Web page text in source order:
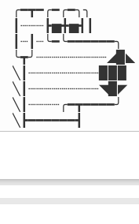
╭━┳━╭━╭━╮╮
┃┈┈┈┣▅╋▅┫┃
┃┈┃┈╰━╰━━━━━━╮
╰┳╯┈┈┈┈┈┈┈┈┈◢▉◣
╲┃┈┈┈┈┈┈┈┈┈▉▉▉
╲┃┈┈┈┈┈┈┈┈┈◥▉◤
╲┃┈┈┈┈╭━┳━━━━╯
╲┣━━━━━━┫﻿